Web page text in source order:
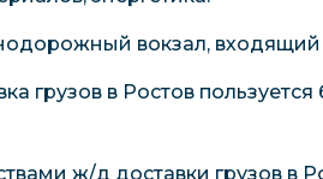
вокзал, входящий
грузов в Ростов
ж/д доставки грузов в